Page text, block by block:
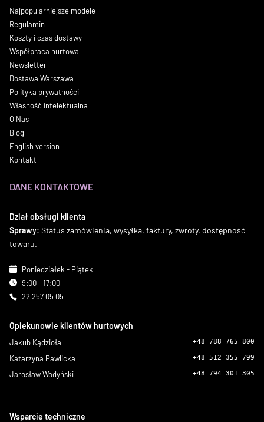
Najpopularniejsze modele
Regulamin
Koszty i czas dostawy
Współpraca hurtowa
Newsletter
Dostawa Warszawa
Polityka prywatności
Własność intelektualna
O Nas
Blog
English version
Kontakt
DANE KONTAKTOWE
Dział obsługi klienta
Sprawy: Status zamówienia, wysyłka, faktury, zwroty, dostępność
towaru.
Poniedziałek - Piątek
9:00 - 17:00
22 257 05 05
Opiekunowie klientów hurtowych
Jakub Kądzioła +48 788 765 800
Katarzyna Pawlicka +48 512 355 799
Jarosław Wodyński +48 794 301 305
Wsparcie techniczne